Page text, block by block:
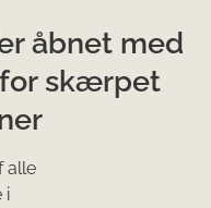
åbnet med
skærpet
alle
i